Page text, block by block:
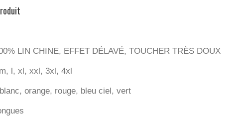
LIN CHINE, EFFET DÉLAVÉ, TOUCHER TRÈS DOUX
l, xl, xxl, 3xl, 4xl
orange, rouge, bleu ciel, vert